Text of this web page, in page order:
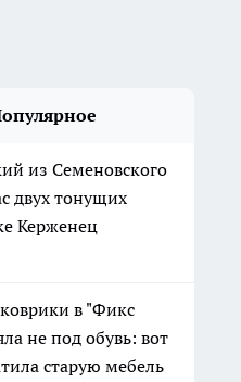
из Семеновского
двух тонущих
Керженец
в "Фикс
не под обувь: вот
старую мебель